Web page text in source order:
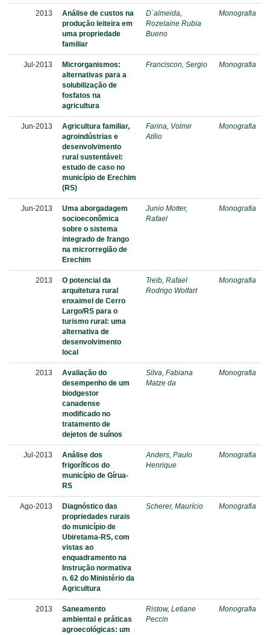
2013
Análise de custos na
produção leiteira em
uma propriedade
familiar
D´almeida,
Rozelaine Rubia
Bueno
Monografia
Jul-2013
Microrganismos:
alternativas para a
solubilização de
fosfatos na
agricultura
Franciscon, Sergio Monografia
Jun-2013
Agricultura familiar,
agroindústrias e
desenvolvimento
rural sustentável:
estudo de caso no
município de Erechim
(RS)
Farina, Volmir
Atílio
Monografia
Jun-2013
Uma aborgadagem
socioeconômica
sobre o sistema
integrado de frango
na microrregião de
Erechim
Junio Motter,
Rafael
Monografia
2013
O potencial da
arquitetura rural
enxaimel de Cerro
Largo/RS para o
turismo rural: uma
alternativa de
desenvolvimento
local
Treib, Rafael
Rodrigo Wolfart
Monografia
2013
Avaliação do
desempenho de um
biodgestor
canadense
modificado no
tratamento de
dejetos de suínos
Silva, Fabiana
Matze da
Monografia
Jul-2013
Análise dos
frigoríficos do
município de Gírua-
RS
Anders, Paulo
Henrique
Monografia
Ago-2013
Diagnóstico das
propriedades rurais
do município de
Ubiretama-RS, com
vistas ao
enquadramento na
Instrução normativa
n. 62 do Ministério da
Agricultura
Scherer, Maurício Monografia
2013
Saneamento
ambiental e práticas
agroecológicas: um
Ristow, Letiane
Peccin
Monografia